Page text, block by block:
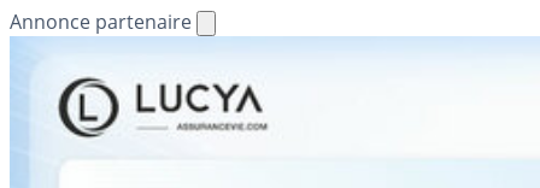
Annonce partenaire